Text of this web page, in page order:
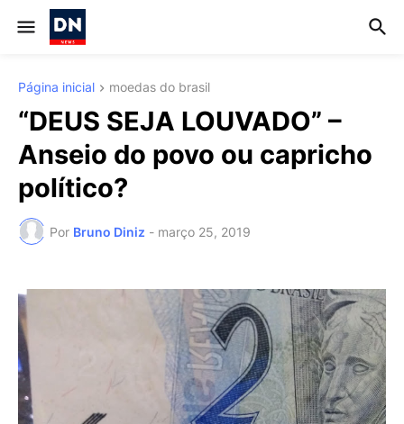
Página inicial moedas do brasil
“DEUS SEJA LOUVADO” –
Anseio do povo ou capricho
político?
Por Bruno Diniz - março 25, 2019